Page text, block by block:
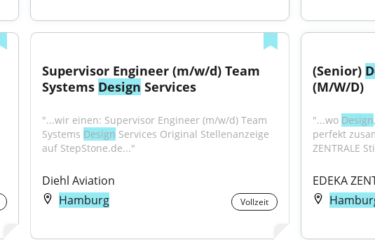
Supervisor Engineer (m/w/d) Team
Systems Design Services
"...wir einen: Supervisor Engineer (m/w/d) Team
Systems Design Services Original Stellenanzeige
auf StepStone.de..."
Diehl Aviation
Hamburg
Vollzeit
(Senior)
(M/W/D)
"...wo Design
perfekt
ZENTRALE
EDEKA